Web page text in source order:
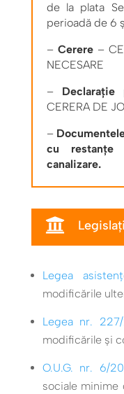
de la plata
perioadă de 6
– Cerere–
NECESARE
– Declaraţie
CERERA DE
–
cu
canalizare.

Legea
modificările
Legea nr.
modificările şi
O.U.G. nr. 6/
sociale minime